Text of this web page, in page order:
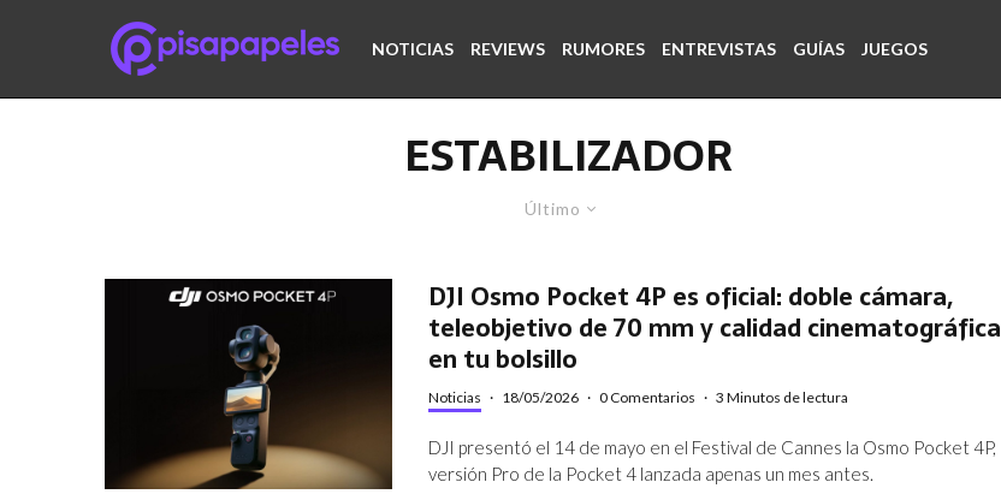
NOTICIAS REVIEWS RUMORES ENTREVISTAS GUÍAS JUEGOS
ESTABILIZADOR
Último
DJI Osmo Pocket 4P es oficial: doble cámara,
teleobjetivo de 70 mm y calidad cinematográfica
en tu bolsillo
Noticias · 18/05/2026 · 0 Comentarios · 3 Minutos de lectura
DJI presentó el 14 de mayo en el Festival de Cannes la Osmo Pocket 4P,
versión Pro de la Pocket 4 lanzada apenas un mes antes.